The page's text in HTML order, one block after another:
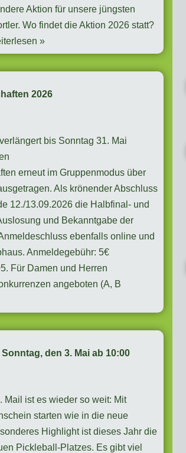
Aktion für unsere jüngsten
Wo findet die Aktion 2026 statt?
»
2026
bis Sonntag 31. Mai
erneut im Gruppenmodus über
Als krönender Abschluss
12./13.09.2026 die Halbfinal- und
und Bekanntgabe der
ebenfalls online und
Anmeldegebühr: 5€
Für Damen und Herren
angeboten (A, B
den 3. Mai ab 10:00
Mail ist es wieder so weit: Mit
starten wie in die neue
Highlight ist dieses Jahr die
Pickleball-Platzes. Es gibt viel